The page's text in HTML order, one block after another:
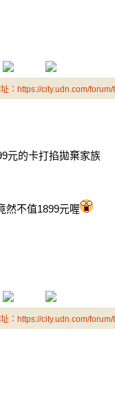
：https://city.udn.com/
元的卡打掐拋棄家族
然不值1899元喔
：https://city.udn.com/